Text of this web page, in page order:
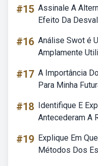
#15 Assinale A
Efeito Da
#16 Análise Swot é
Amplamente
#17 A Importância
Para Minha
#18 Identifique E
Antecederam A
#19 Explique Em
Métodos Dos